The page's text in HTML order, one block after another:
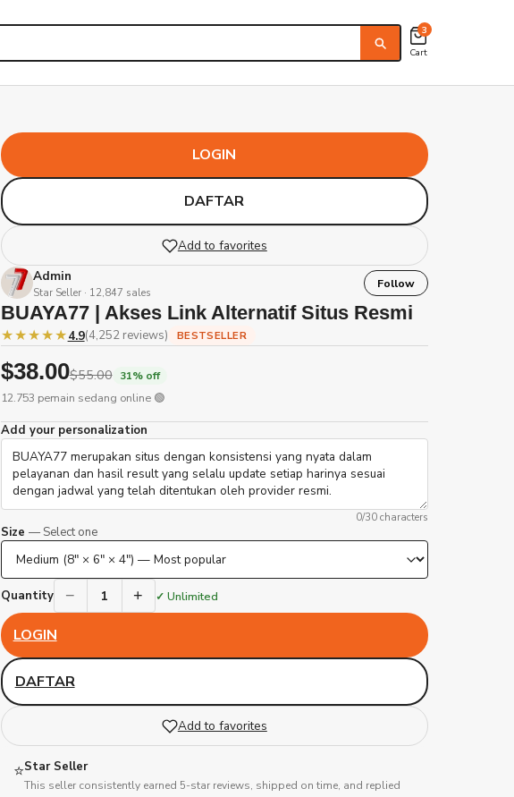
3
Cart
LOGIN
DAFTAR
Add to favorites
Admin
Star Seller · 12,847 sales
Follow
BUAYA77 | Akses Link Alternatif Situs Resmi
★★★★★4.9(4,252 reviews) BESTSELLER
$38.00$55.00 31% off
12.753 pemain sedang online 🟢
Add your personalization
0/30 characters
Size — Select one
Quantity − 1 + ✓ Unlimited
LOGIN
DAFTAR
Add to favorites
⭐Star Seller
This seller consistently earned 5-star reviews, shipped on time, and replied